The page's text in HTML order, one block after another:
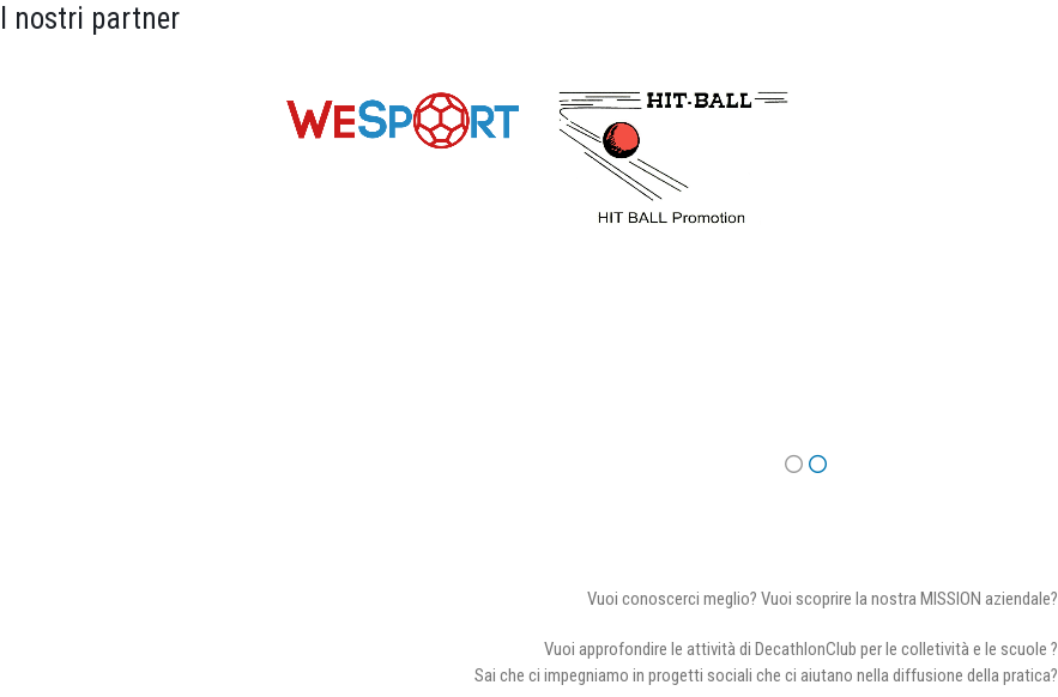
I nostri partner
Vuoi conoscerci meglio? Vuoi scoprire la nostra MISSION aziendale?
Vuoi approfondire le attività di DecathlonClub per le colletività e le scuole ?
Sai che ci impegniamo in progetti sociali che ci aiutano nella diffusione della pratica?